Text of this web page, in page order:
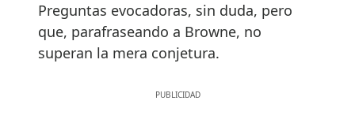
Preguntas evocadoras, sin duda, pero
que, parafraseando a Browne, no
superan la mera conjetura.